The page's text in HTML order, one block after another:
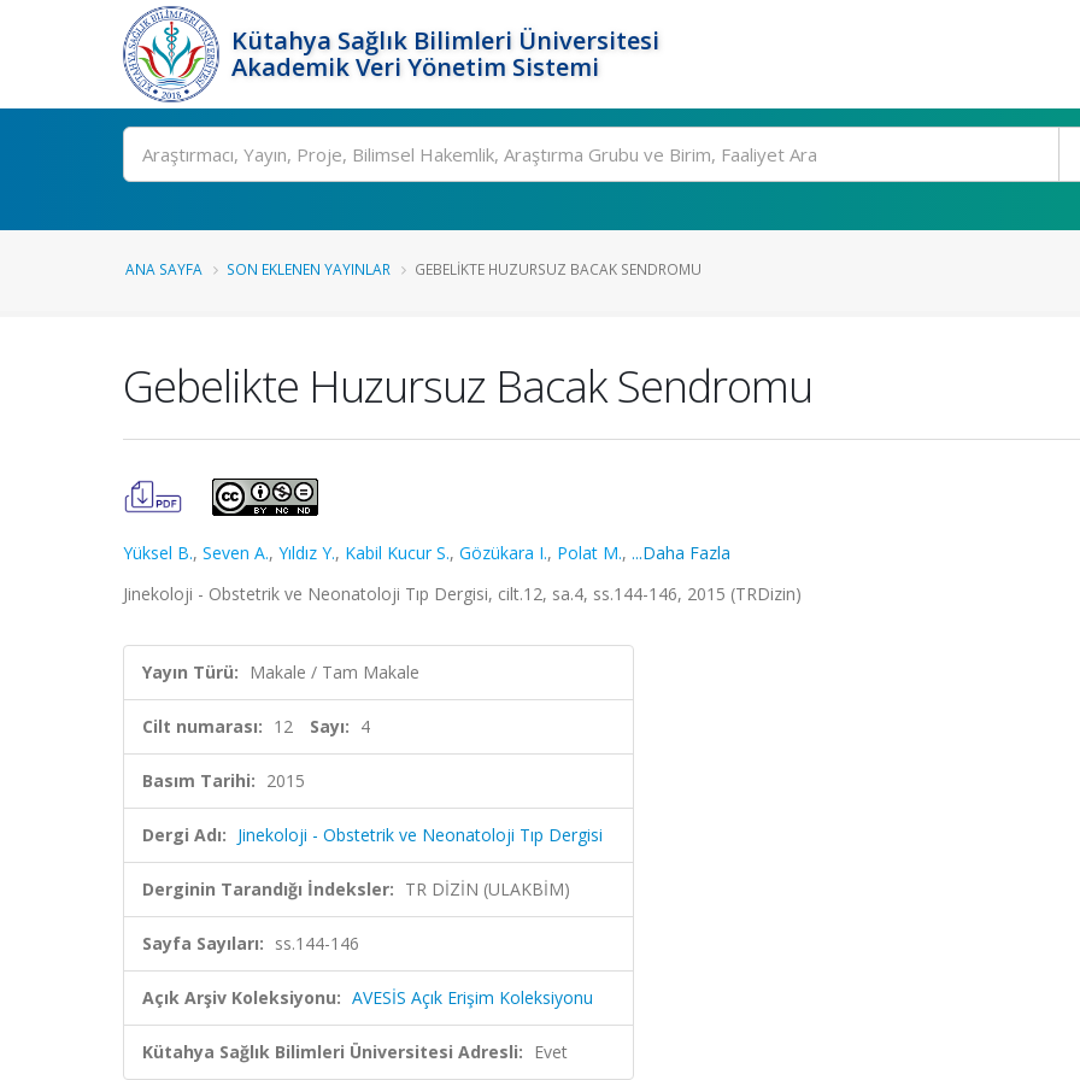
Kütahya Sağlık Bilimleri Üniversitesi
Akademik Veri Yönetim Sistemi
Ara
ANA SAYFA SON EKLENEN YAYINLAR GEBELIKTE HUZURSUZ BACAK SENDROMU
Gebelikte Huzursuz Bacak Sendromu
Yüksel B., Seven A., Yıldız Y., Kabil Kucur S., Gözükara I., Polat M., ...Daha Fazla
Jinekoloji - Obstetrik ve Neonatoloji Tıp Dergisi, cilt.12, sa.4, ss.144-146, 2015 (TRDizin)
Yayın Türü: Makale / Tam Makale
Cilt numarası: 12 Sayı: 4
Basım Tarihi: 2015
Dergi Adı: Jinekoloji - Obstetrik ve Neonatoloji Tıp Dergisi
Derginin Tarandığı İndeksler: TR DİZİN (ULAKBİM)
Sayfa Sayıları: ss.144-146
Açık Arşiv Koleksiyonu: AVESİS Açık Erişim Koleksiyonu
Kütahya Sağlık Bilimleri Üniversitesi Adresli: Evet